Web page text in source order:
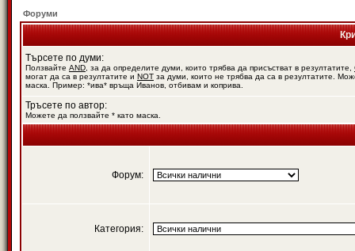
Форуми
Търсете по думи:
Ползвайте AND , за да определите думи, които трябва да присъстват в резултатите,
могат да са в резултатите и NOT за думи, които не трябва да са в резултатите.
маска. Пример: *ива* връща Иванов, отбивам и коприва.
Тръсете по автор:
Можете да ползвайте * като маска.
Форум:
Категория: